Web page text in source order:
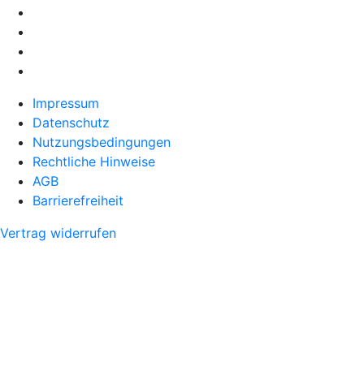
Impressum
Datenschutz
Nutzungsbedingungen
Rechtliche Hinweise
AGB
Barrierefreiheit
Vertrag widerrufen